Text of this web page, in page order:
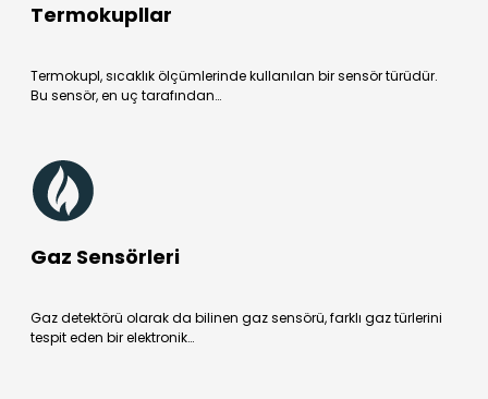
Termokupllar
Termokupl, sıcaklık ölçümlerinde kullanılan bir sensör türüdür.
Bu sensör, en uç tarafından…
Gaz Sensörleri
Gaz detektörü olarak da bilinen gaz sensörü, farklı gaz türlerini
tespit eden bir elektronik…